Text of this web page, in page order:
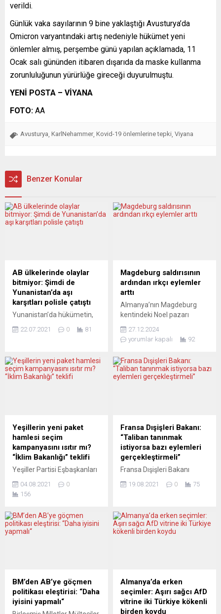
verildi.
Günlük vaka sayılarının 9 bine yaklaştığı Avusturya’da
Omicron varyantındaki artış nedeniyle hükümet yeni
önlemler almış, perşembe günü yapılan açıklamada, 11
Ocak salı gününden itibaren dışarıda da maske kullanma
zorunluluğunun yürürlüğe gireceği duyurulmuştu.
YENİ POSTA – VİYANA
FOTO: AA
Avusturya KarlNehammer Kovid-19 önlemlerine tepki Viyana
Benzer Konular
AB ülkelerinde olaylar
bitmiyor: Şimdi de
Yunanistan’da aşı
karşıtları polisle çatıştı
Yunanistan’da hükümetin,
zorunlu hale getirme
çatışma çıktı. Başkent
Atina’da şehir merkezindeki
Birçok papazın katıldığı
protestoda Yunan
bayrakları, büyük boyda haç
ve ikonlar taşıyan
göstericilerin kendilerini
uyaran emniyet güçlerine...
22.07.2021 0 81
Magdeburg saldırısının
ardından ırkçı eylemler
arttı
Almanya’nın Magdeburg
kentindeki Noel pazarı
göçmenlere yönelik ırkçı
saldırılar artış gösterdi.
kökenli olması aşırı sağcı
kesimlerin göçmen karşıtı
genelinde göçmenlere
yönelik tehditkâr
davranışları artırdı.
GÖÇMENLERE YÖNELİK
SALDIRILAR “Selam” isimli
şiddet önleyici merkeze
göre,...
27.12.2024
yorumlar kapalı
92
Yeşillerin yeni paket
hamlesi seçim
kampanyasını ısıtır mı?
“İklim Bakanlığı” teklifi
Yeşiller Partisi Eşbaşkanları
Robert Habeck “acil iklim
koruma programlarını”
bir “iklim koruma bakanlığı”
teklifi de getirmiş oldu. Paris
Baerbock’a göre, “bu ülkenin
gördüğü” en büyük iklim
paketi. Annalena Baerbock,
“Çıkardığı...
04.08.2021
0
156
Fransa Dışişleri Bakanı:
“Taliban tanınmak
istiyorsa bazı eylemleri
gerçekleştirmeli”
Fransa Dışişleri Bakanı
tanımanın bugün Fransa’nın
”Taliban uluslararası olarak
tanınmak istiyorsa bazı
duruma ilişkin açıklamalarda
bulundu. “Taliban’ı tanımak
bugün Fransa’nın
gündeminde olan bir konu
19.08.2021 0 75
BM’den AB’ye göçmen
politikası eleştirisi: “Daha
iyisini yapmalı“
Almanya’da erken
seçimler: Aşırı sağcı AfD
vitrine iki Türkiye kökenli
birden koydu